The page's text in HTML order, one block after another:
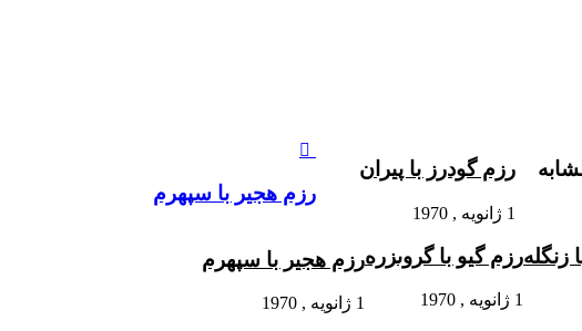
رزم هجير با سپهرم
رزم گودرز با پیران
1 ژانویه , 1970
زنگلهرزم گیو با گروى‏زره
1 ژانویه , 1970
رزم هجیر با سپهرم
1 ژانویه , 1970